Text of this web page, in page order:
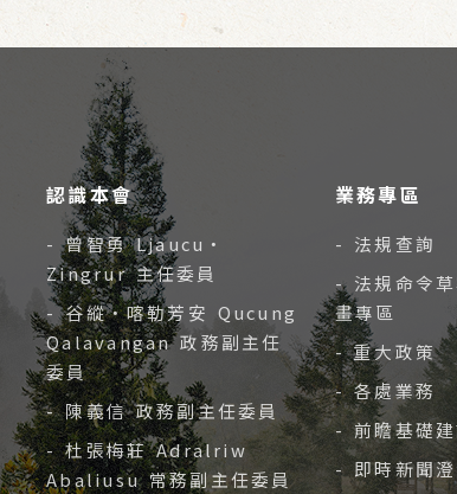
認識本會
- 曾智勇 Ljaucu‧
Zingrur 主任委員
- 谷縱‧喀勒芳安 Qucung
Qalavangan 政務副主任
委員
- 陳義信 政務副主任委員
- 杜張梅莊 Adralriw
Abaliusu 常務副主任委員
業務專區
- 法規查詢
- 法規命令
畫專區
- 重大政策
- 各處業務
- 前瞻基礎
- 即時新聞